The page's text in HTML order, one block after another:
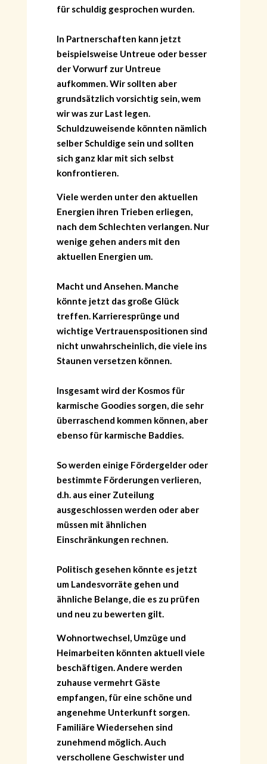
für schuldig gesprochen wurden.
In Partnerschaften kann jetzt
beispielsweise Untreue oder besser
der Vorwurf zur Untreue
aufkommen. Wir sollten aber
grundsätzlich vorsichtig sein, wem
wir was zur Last legen.
Schuldzuweisende könnten nämlich
selber Schuldige sein und sollten
sich ganz klar mit sich selbst
konfrontieren.
Viele werden unter den aktuellen
Energien ihren Trieben erliegen,
nach dem Schlechten verlangen. Nur
wenige gehen anders mit den
aktuellen Energien um.
Macht und Ansehen. Manche
könnte jetzt das große Glück
treffen. Karrieresprünge und
wichtige Vertrauenspositionen sind
nicht unwahrscheinlich, die viele ins
Staunen versetzen können.
Insgesamt wird der Kosmos für
karmische Goodies sorgen, die sehr
überraschend kommen können, aber
ebenso für karmische Baddies.
So werden einige Fördergelder oder
bestimmte Förderungen verlieren,
d.h. aus einer Zuteilung
ausgeschlossen werden oder aber
müssen mit ähnlichen
Einschränkungen rechnen.
Politisch gesehen könnte es jetzt
um Landesvorräte gehen und
ähnliche Belange, die es zu prüfen
und neu zu bewerten gilt.
Wohnortwechsel, Umzüge und
Heimarbeiten könnten aktuell viele
beschäftigen. Andere werden
zuhause vermehrt Gäste
empfangen, für eine schöne und
angenehme Unterkunft sorgen.
Familiäre Wiedersehen sind
zunehmend möglich. Auch
verschollene Geschwister und